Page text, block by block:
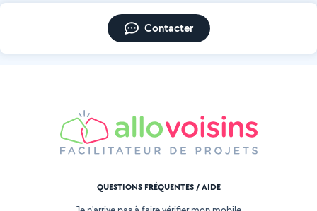
Contacter
QUESTIONS FRÉQUENTES / AIDE